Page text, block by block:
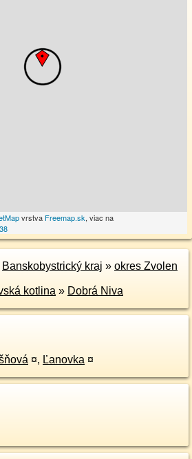
vrstva Freemap.sk, viac na
Banskobystrický kraj » okres Zvolen
kotlina » Dobrá Niva
¤, Ľanovka ¤